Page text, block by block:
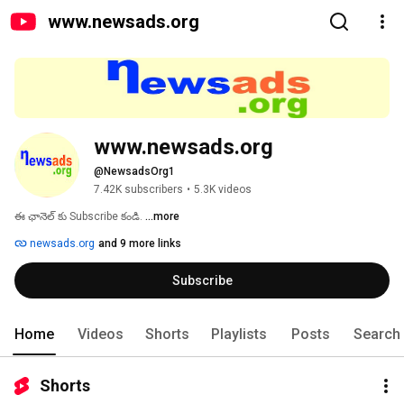
www.newsads.org
www.newsads.org
@NewsadsOrg1
7.42K subscribers • 5.3K videos
ఈ ఛానెల్ కు Subscribe కండి. ...more
newsads.org and 9 more links
Subscribe
Home Videos Shorts Playlists Posts Search
Shorts